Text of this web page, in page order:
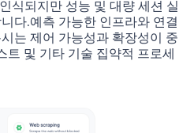
식되지만 성능 및 대량 세션 실
다.예측 가능한 인프라와 연결
는 제어 가능성과 확장성이 중
트 및 기타 기술 집약적 프로세